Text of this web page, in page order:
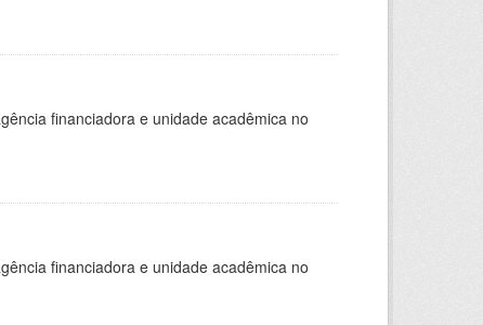
financiadora e unidade acadêmica no
financiadora e unidade acadêmica no